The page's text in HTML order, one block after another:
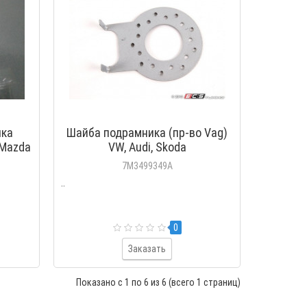
Шайба подрамника (пр-во Vag)
VW, Audi, Skoda
7M3499349A
..
0
Заказать
Показано с 1 по 6 из 6 (всего 1 страниц)